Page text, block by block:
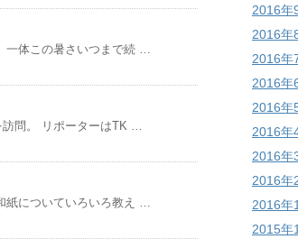
一体この暑さいつまで続 …
訪問。 リポーターはTK …
についていろいろ教え …
2016年
2016年
2016年
2016年
2016年
2016年
2016年
2016年
2016年
2015年